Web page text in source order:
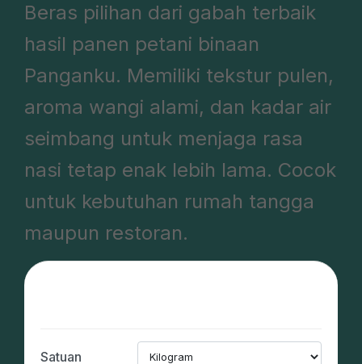
Beras pilihan dari gabah terbaik
hasil panen petani binaan
Panganku. Memiliki tekstur pulen,
aroma wangi alami, dan kadar air
seimbang untuk menjaga rasa
nasi tetap enak lebih lama. Cocok
untuk kebutuhan rumah tangga
maupun restoran.
Satuan